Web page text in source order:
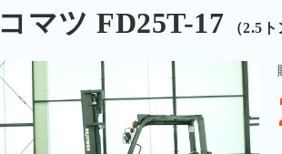
コマツ FD25T-17 （2.5ト